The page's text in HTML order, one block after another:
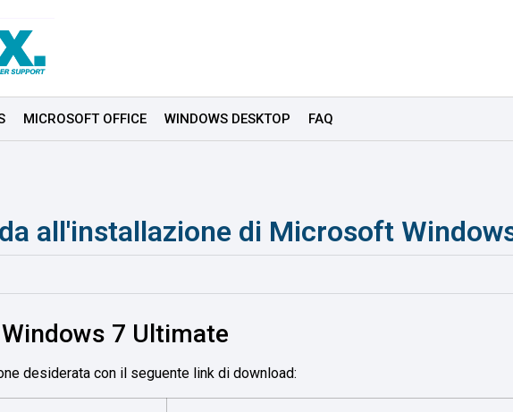
MICROSOFT OFFICE WINDOWS DESKTOP FAQ
all'installazione di Microsoft
7 Ultimate
desiderata con il seguente link di download: